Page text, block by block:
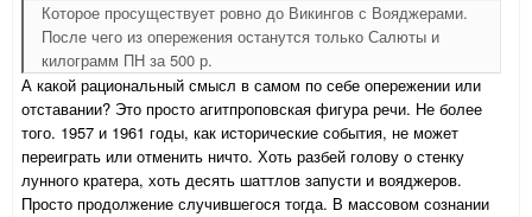
Которое просуществует ровно до Викингов с Вояджерами.
После чего из опережения останутся только Салюты и
килограмм ПН за 500 р.
А какой рациональный смысл в самом по себе опережении или
отставании? Это просто агитпроповская фигура речи. Не более
того. 1957 и 1961 годы, как исторические события, не может
переиграть или отменить ничто. Хоть разбей голову о стенку
лунного кратера, хоть десять шаттлов запусти и вояджеров.
Просто продолжение случившегося тогда. В массовом сознании